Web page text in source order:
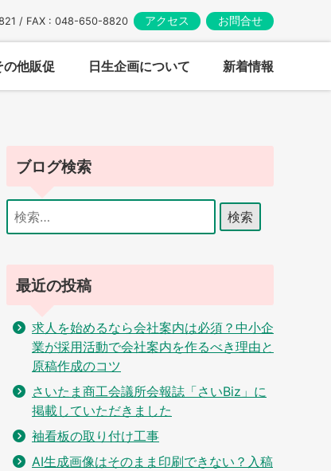
/ FAX : 048-650-8820 アクセス お問合せ
の他販促 日生企画について 新着情報
ブログ検索
検
索:
最近の投稿
求人を始めるなら会社案内は必須？中小企
業が採用活動で会社案内を作るべき理由と
原稿作成のコツ
さいたま商工会議所会報誌「さいBiz」に
掲載していただきました
袖看板の取り付け工事
AI生成画像はそのまま印刷できない？入稿